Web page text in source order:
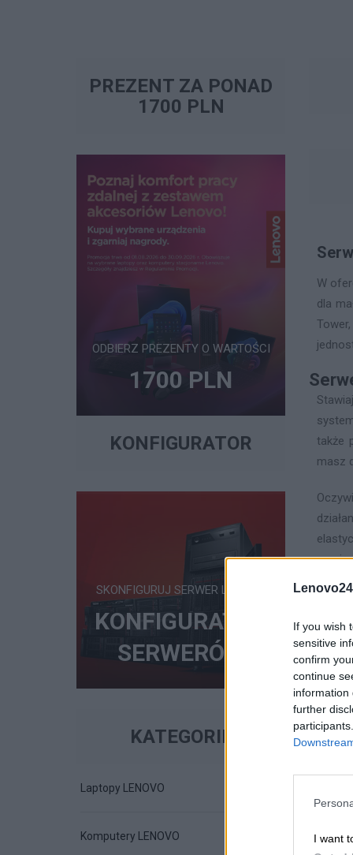
If you wish
sensitive
confirm
continue
information
further
I want
PREZENT ZA PONAD
1700 PLN
ODBIERZ PREZENTY O WARTOŚCI
1700 PLN
KONFIGURATOR
SKONFIGURUJ SERWER LENOVO
KONFIGURATOR
SERWERÓW
KATEGORIE
Laptopy LENOVO
Komputery LENOVO
W
dla
także
masz
dzięki
której